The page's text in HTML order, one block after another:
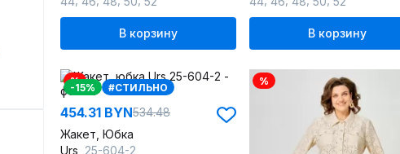
В корзину В корзину
%
-15% #СТИЛЬНО
454.31 BYN534.48
Жакет, Юбка
Urs 25-604-2
%